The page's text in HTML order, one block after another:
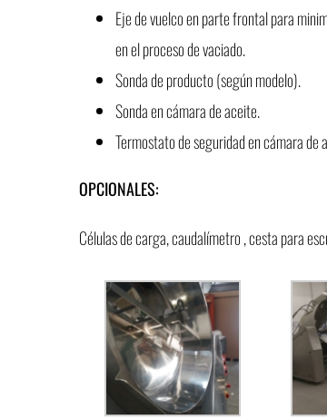
Eje de vuelco en parte frontal para
en el proceso de vaciado.
Sonda de producto (según modelo).
Sonda en cámara de aceite.
Termostato de seguridad en cámara de
OPCIONALES:
Células de carga, caudalímetro , cesta para